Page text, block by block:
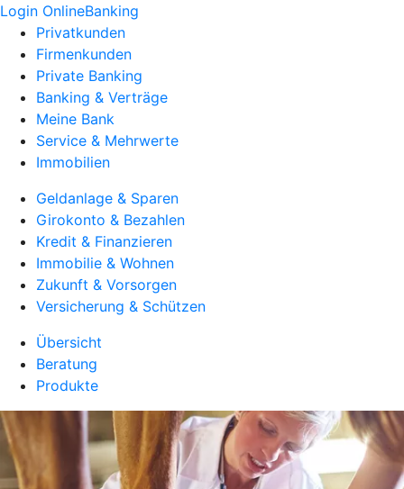
Login OnlineBanking
Privatkunden
Firmenkunden
Private Banking
Banking & Verträge
Meine Bank
Service & Mehrwerte
Immobilien
Geldanlage & Sparen
Girokonto & Bezahlen
Kredit & Finanzieren
Immobilie & Wohnen
Zukunft & Vorsorgen
Versicherung & Schützen
Übersicht
Beratung
Produkte